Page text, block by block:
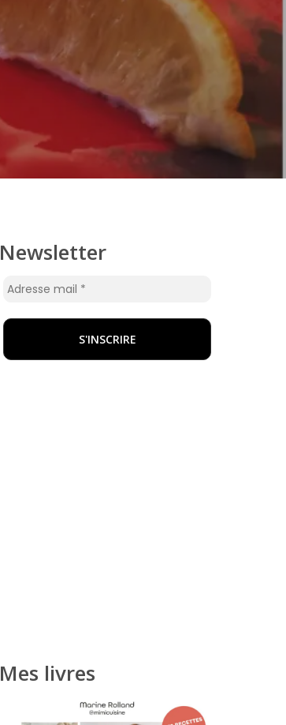
Newsletter
Mes livres